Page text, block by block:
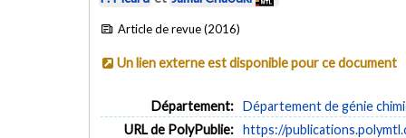
Article de revue (2016)
Un lien externe est disponible pour ce document
Département: Département de génie
URL de PolyPublie: https://